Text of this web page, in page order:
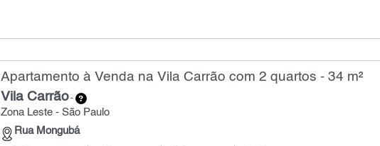
Apartamento à Venda na Vila Carrão com 2 quartos - 34 m²
Vila Carrão-
Zona Leste - São Paulo
Rua Mongubá